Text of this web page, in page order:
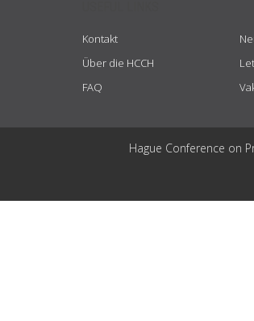
Kontakt
Über die HCCH
FAQ
Hague Conference on